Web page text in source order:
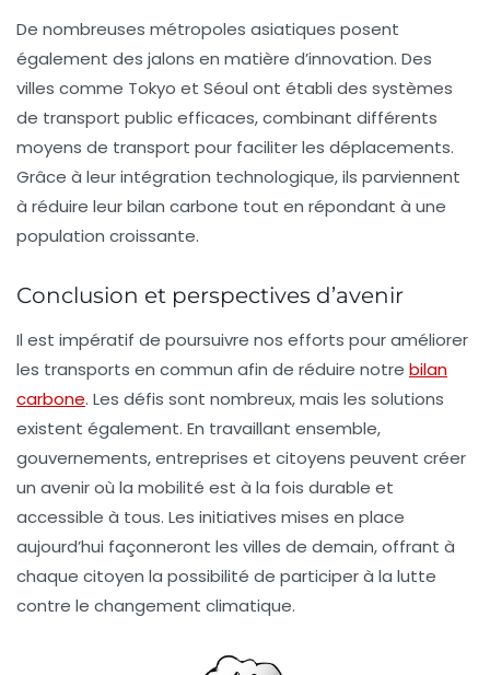
De nombreuses métropoles asiatiques posent
également des jalons en matière d’innovation. Des
villes comme Tokyo et Séoul ont établi des systèmes
de transport public efficaces, combinant différents
moyens de transport pour faciliter les déplacements.
Grâce à leur intégration technologique, ils parviennent
à réduire leur bilan carbone tout en répondant à une
population croissante.
Conclusion et perspectives d’avenir
Il est impératif de poursuivre nos efforts pour améliorer
les transports en commun afin de réduire notre bilan
carbone. Les défis sont nombreux, mais les solutions
existent également. En travaillant ensemble,
gouvernements, entreprises et citoyens peuvent créer
un avenir où la mobilité est à la fois durable et
accessible à tous. Les initiatives mises en place
aujourd’hui façonneront les villes de demain, offrant à
chaque citoyen la possibilité de participer à la lutte
contre le changement climatique.